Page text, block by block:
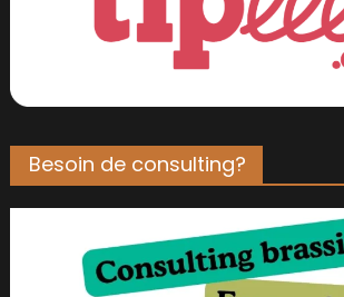
Besoin de consulting?